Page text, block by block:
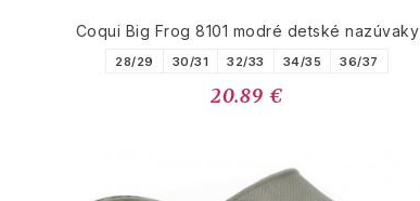
Coqui Big Frog 8101 modré detské nazúvaky
28/29 30/31 32/33 34/35 36/37
20.89 €